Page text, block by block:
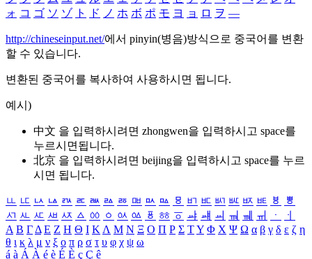
ォ コ ゴ ソ ゾ ト ド ノ ホ ボ ポ モ ヨ ョ ロ ヲ ―
http://chineseinput.net/에서 pinyin(병음)방식으로 중국어를 변환
할 수 있습니다.
변환된 중국어를 복사하여 사용하시면 됩니다.
예시)
中文 을 입력하시려면 zhongwen을 입력하시고 space를
누르시면됩니다.
北京 을 입력하시려면 beijing을 입력하시고 space를 누르
시면 됩니다.
ㅥ ㅦ ㅧ ㅨ ㅩ ㅪ ㅫ ㅬ ㅭ ㅮ ㅯ ㅰ ㅱ ㅲ ㅳ ㅴ ㅵ ㅶ ㅷ ㅸ
ㅹ
ㅺ ㅻ ㅼ ㅽ ㅾ ㅿ ㆀ ㆁ ㆂ ㆃ ㆄ ㆅ ㆆ ㆇ ㆈ ㆉ ㆊ ㆋ ㆌ ㆍ
ㆎ
Α Β ΓΔ Ε Ζ Η Θ Ι ΚΛ Μ Ν Ξ Ο Π Ρ Σ ΤΥ Φ Χ Ψ Ω α β γ δ ε ζ η
θ ι κ λ μ ν ξ ο π ρ σ τ υ φ χ ψ ω
á à Á À é è É È ç Ç ê